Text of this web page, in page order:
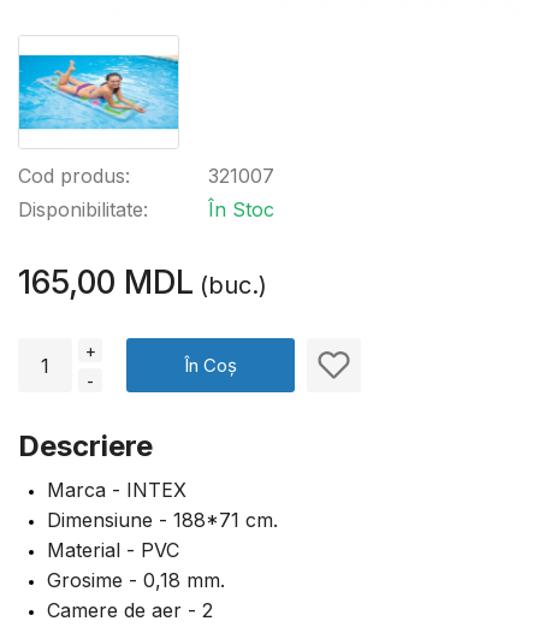
Cod produs:
Disponibilitate:
321007
În Stoc
165,00 MDL (buc.)
+
-
În Coș
Descriere
Marca - INTEX
Dimensiune - 188*71 cm.
Material - PVC
Grosime - 0,18 mm.
Camere de aer - 2